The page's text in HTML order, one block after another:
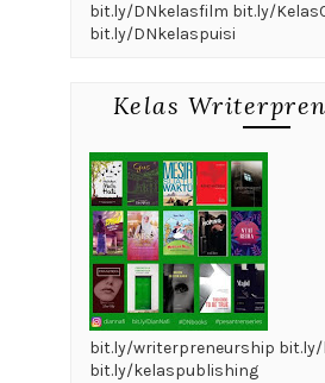
bit.ly/DNkelasfilm bit.ly/
bit.ly/DNkelaspuisi
Kelas
bit.ly/writerpreneurship
bit.ly/kelaspublishing